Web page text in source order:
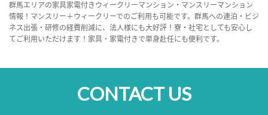
群馬エリアの家具家電付きウィークリーマンション・マンスリーマンション
情報！マンスリー＋ウィークリーでのご利用も可能です。群馬への連泊・ビジ
ネス出張・研修の経費削減に、法人様にも大好評！寮・社宅としても安心し
てご利用いただけます！家具・家電付きで単身赴任にも便利です。
CONTACT US